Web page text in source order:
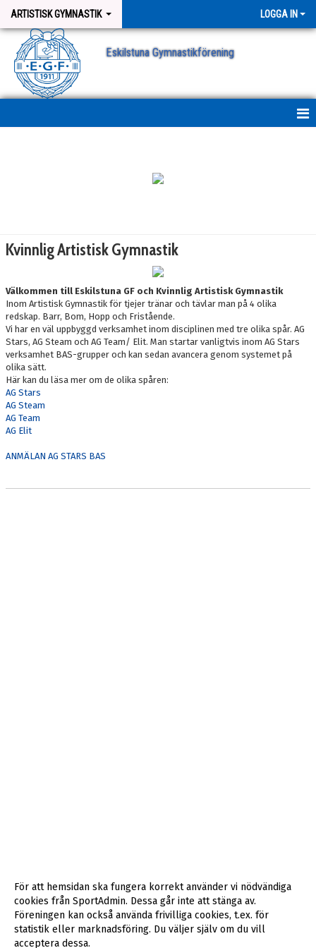
ARTISTISK GYMNASTIK LOGGA IN
Eskilstuna Gymnastikförening
Kvinnlig Artistisk Gymnastik
Välkommen till Eskilstuna GF och Kvinnlig Artistisk Gymnastik
Inom Artistisk Gymnastik för tjejer tränar och tävlar man på 4 olika
redskap. Barr, Bom, Hopp och Fristående.
Vi har en väl uppbyggd verksamhet inom disciplinen med tre olika spår. AG
Stars, AG Steam och AG Team/ Elit. Man startar vanligtvis inom AG Stars
verksamhet BAS-grupper och kan sedan avancera genom systemet på
olika sätt.
Här kan du läsa mer om de olika spåren:
AG Stars
AG Steam
AG Team
AG Elit
ANMÄLAN AG STARS BAS
För att hemsidan ska fungera korrekt använder vi nödvändiga
cookies från SportAdmin. Dessa går inte att stänga av.
Föreningen kan också använda frivilliga cookies, t.ex. för
statistik eller marknadsföring. Du väljer själv om du vill
acceptera dessa.